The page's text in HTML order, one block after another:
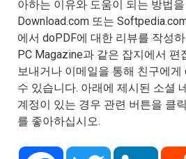
아하는 이유와 도움이 되는 방법
Download.com 또는
에서 doPDF에 대한 리뷰를 작성
PC Magazine과 같은 잡지에서 편
보내거나 이메일을 통해 친구에게
수 있습니다. 아래에 제시된 소셜
계정이 있는 경우 관련 버튼을 클
를 좋아하십시오.
Facebook Twitter